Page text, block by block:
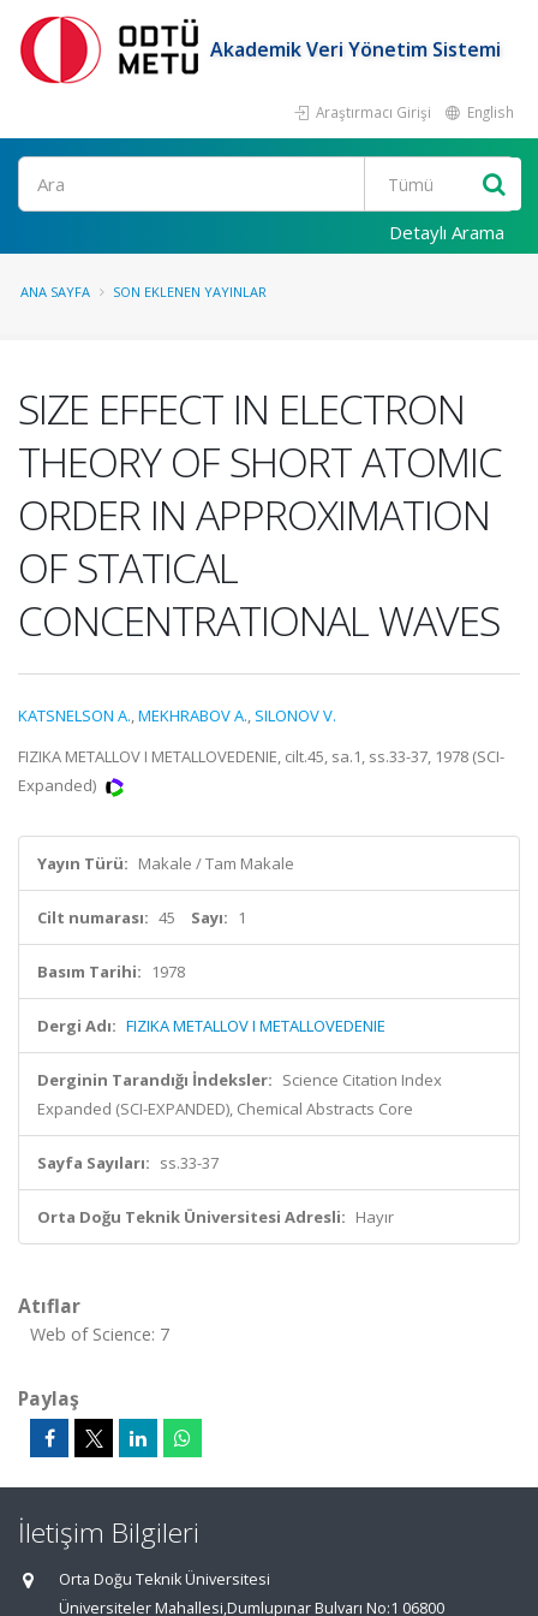
Akademik Veri Yönetim Sistemi
Araştırmacı Girişi English
Ara
Detaylı Arama
ANA SAYFA SON EKLENEN YAYINLAR
SIZE EFFECT IN ELECTRON
THEORY OF SHORT ATOMIC
ORDER IN APPROXIMATION
OF STATICAL
CONCENTRATIONAL WAVES
KATSNELSON A.,MEKHRABOV A., SILONOV V.
FIZIKA METALLOV I METALLOVEDENIE, cilt.45, sa.1, ss.33-37, 1978 (SCI-
Expanded)
Yayın Türü: Makale / Tam Makale
Cilt numarası: 45 Sayı: 1
Basım Tarihi: 1978
Dergi Adı: FIZIKA METALLOV I METALLOVEDENIE
Derginin Tarandığı İndeksler: Science Citation Index
Expanded (SCI-EXPANDED), Chemical Abstracts Core
Sayfa Sayıları: ss.33-37
Orta Doğu Teknik Üniversitesi Adresli: Hayır
Atıflar
Web of Science: 7
Paylaş
İletişim Bilgileri
Orta Doğu Teknik Üniversitesi
Üniversiteler Mahallesi,Dumlupınar Bulvarı No:1 06800